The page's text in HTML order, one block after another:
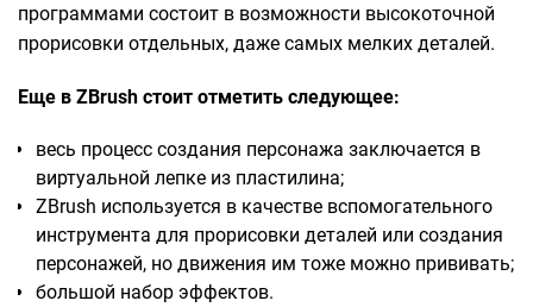
программами состоит в возможности высокоточной
прорисовки отдельных, даже самых мелких деталей.
Еще в ZBrush стоит отметить следующее:
весь процесс создания персонажа заключается в
виртуальной лепке из пластилина;
ZBrush используется в качестве вспомогательного
инструмента для прорисовки деталей или создания
персонажей, но движения им тоже можно прививать;
большой набор эффектов.